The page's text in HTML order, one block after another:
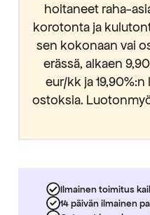
hoitaneet raha-
korotonta ja
sen kokonaan vai
erässä, alkaen
eur/kk ja
ostoksia.
Ilmainen toimitus
14 päivän ilmainen